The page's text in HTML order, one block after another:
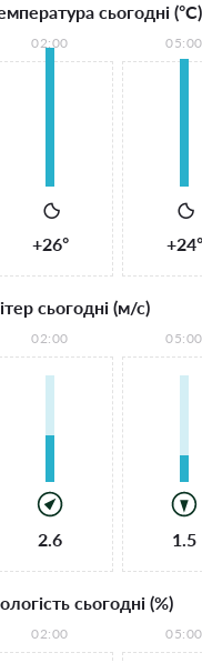
сьогодні (°С)
02:00
+26°
05:00
+24°
сьогодні (м/с)
02:00
2.6
05:00
1.5
сьогодні (%)
02:00 05:00